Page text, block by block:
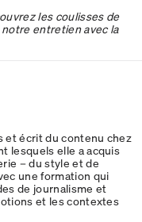
les coulisses de
entretien avec la
et écrit du contenu chez
lesquels elle a acquis
– du style et de
une formation qui
de journalisme et
et les contextes